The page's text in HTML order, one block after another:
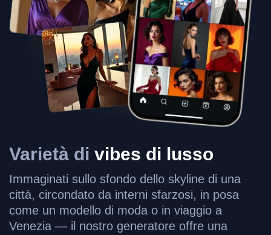
Varietà di vibes di lusso
Immaginati sullo sfondo dello skyline di una
città, circondato da interni sfarzosi, in posa
come un modello di moda o in viaggio a
Venezia — il nostro generatore offre una